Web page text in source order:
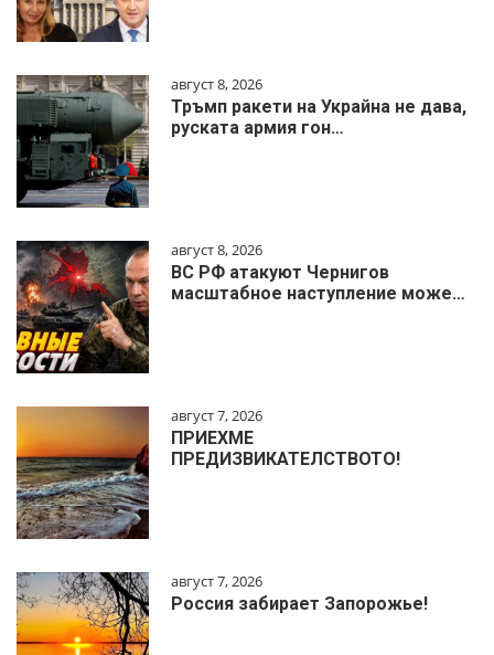
август 8, 2026
Тръмп ракети на Украйна не дава,
руската армия гон…
август 8, 2026
ВС РФ атакуют Чернигов
масштабное наступление може…
август 7, 2026
ПРИЕХМЕ
ПРЕДИЗВИКАТЕЛСТВОТО!
август 7, 2026
Россия забирает Запорожье!